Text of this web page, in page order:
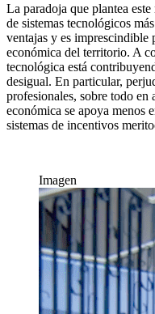
La paradoja que plantea
de sistemas tecnológicos
ventajas y es imprescindible
económica del territorio. A
tecnológica está
desigual. En particular,
profesionales, sobre todo en
económica se apoya menos
sistemas de incentivos
Imagen